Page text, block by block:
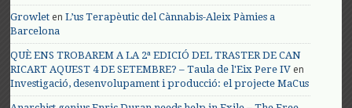
Growlet enL’us Terapèutic del Cànnabis-Aleix Pàmies a
Barcelona
QUÈ ENS TROBAREM A LA 2ª EDICIÓ DEL TRASTER DE CAN
RICART AQUEST 4 DE SETEMBRE? – Taula de l'Eix Pere IV en
Investigació, desenvolupament i producció: el projecte MaCus